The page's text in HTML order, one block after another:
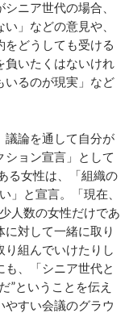
ニア世代の場合、
」などの意見や、
をどうしても受ける
いたくはないけれ
いるのが現実」など
論を通して自分が
ョン宣言」として
る女性は、「組織の
」と宣言。「現在、
人数の女性だけであ
対して一緒に取り
組んでいけたりし
、「シニア世代と
”ということを伝え
すい会議のグラウ